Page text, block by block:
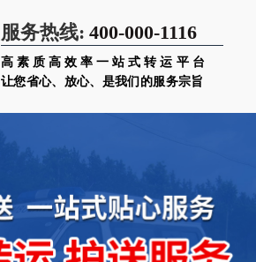
服务热线: 400-000-1116
高素质高效率一站式转运平台
让您省心、放心、是我们的服务宗旨